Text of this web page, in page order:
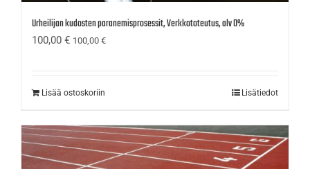
Urheilijan kudosten paranemisprosessit, Verkkototeutus, alv 0%
100,00 € 100,00 €
Lisää ostoskoriin Lisätiedot